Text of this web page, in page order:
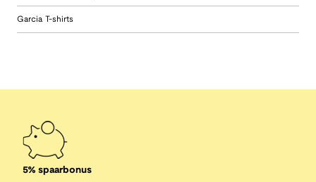
Garcia T-shirts
5% spaarbonus